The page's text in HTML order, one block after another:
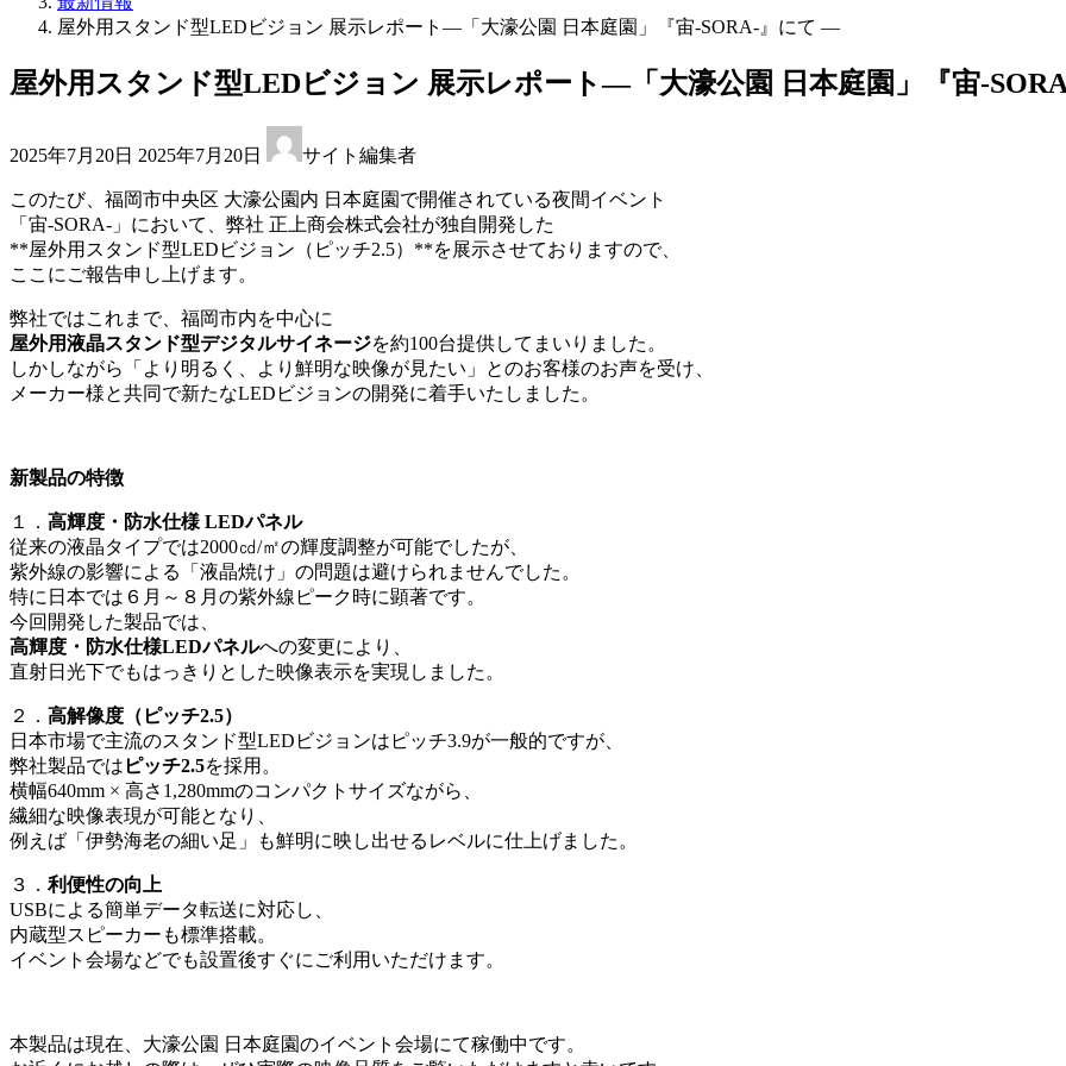
屋外用スタンド型LEDビジョン 展示レポート―「大濠公園 日本庭園」『宙-SORA-』にて ―
屋外用スタンド型LEDビジョン 展示レポート―「大濠公園 日本庭園」『宙-
2025年7月20日 終
更
新
日
時
:
2025年7月20日 サイト編集者
このたび、福岡市中央区 大濠公園内 日本庭園で開催されている夜間イベント
「宙-SORA-」において、弊社 正上商会株式会社が独自開発した
**屋外用スタンド型LEDビジョン（ピッチ2.5）**を展示させておりますので、
ここにご報告申し上げます。
弊社ではこれまで、福岡市内を中心に
屋外用液晶スタンド型デジタルサイネージを約100台提供してまいりました。
しかしながら「より明るく、より鮮明な映像が見たい」とのお客様のお声を受け、
メーカー様と共同で新たなLEDビジョンの開発に着手いたしました。
新製品の特徴
１． 高輝度・防水仕様 LEDパネル
従来の液晶タイプでは2000㏅/㎡の輝度調整が可能でしたが、
紫外線の影響による「液晶焼け」の問題は避けられませんでした。
特に日本では６月～８月の紫外線ピーク時に顕著です。
今回開発した製品では、
高輝度・防水仕様LEDパネルへの変更により、
直射日光下でもはっきりとした映像表示を実現しました。
２． 高解像度（ピッチ2.5）
日本市場で主流のスタンド型LEDビジョンはピッチ3.9が一般的ですが、
弊社製品では ピッチ2.5を採用。
横幅640mm × 高さ1,280mmのコンパクトサイズながら、
繊細な映像表現が可能となり、
例えば「伊勢海老の細い足」も鮮明に映し出せるレベルに仕上げました。
３． 利便性の向上
USBによる簡単データ転送に対応し、
内蔵型スピーカーも標準搭載。
イベント会場などでも設置後すぐにご利用いただけます。
本製品は現在、大濠公園 日本庭園のイベント会場にて稼働中です。